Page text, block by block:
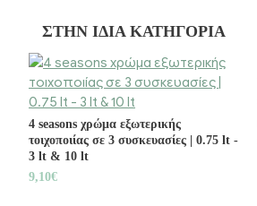
ΣΤΗΝ ΊΔΙΑ ΚΑΤΗΓΟΡΊΑ
4 seasons χρώμα εξωτερικής
τοιχοποιίας σε 3 συσκευασίες | 0.75 lt -
3 lt & 10 lt
9,10€